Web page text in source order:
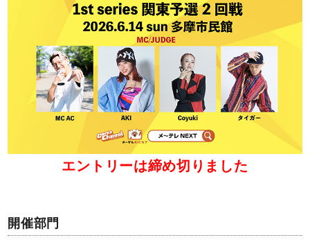
開催部門
エントリーは締め切りました